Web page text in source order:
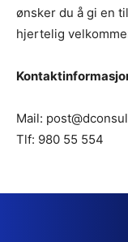
ønsker du å gi en
hjertelig
Mail:
Tlf: 980 55 554